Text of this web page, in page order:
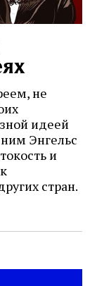
не
идеей
Энгельс
и
стран.